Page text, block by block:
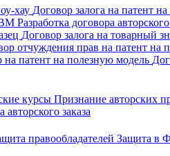
хау Договор залога на патент
Разработка договора авторского
Договор залога на товарный
отчуждения прав на патент на
патент на полезную модель
курсы Признание авторских
авторского заказа
правообладателей Защита в